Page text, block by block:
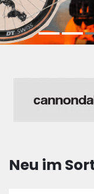
Neu im